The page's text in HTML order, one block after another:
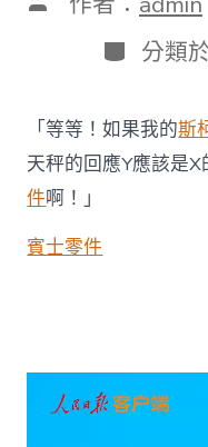
分
類
分類
「等等！如果我的斯
天秤的回應Y應該是X
件啊！」
賓士零件